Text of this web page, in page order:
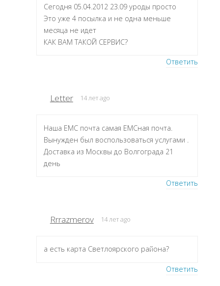
Сегодня 05.04.2012 23.09 уроды просто
Это уже 4 посылка и не одна меньше
месяца не идет
КАК ВАМ ТАКОЙ СЕРВИС?
Ответить
Letter 14 лет ago
Наша ЕМС почта самая ЕМСная почта.
Вынужден был воспользоваться услугами .
Доставка из Москвы до Волгограда 21
день
Ответить
Rrrazmerov 14 лет ago
а есть карта Светлоярского района?
Ответить